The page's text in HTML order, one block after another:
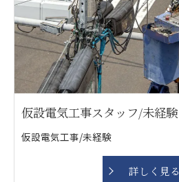
仮設電気工事スタッフ/未経験
仮設電気工事/未経験
詳しく見る